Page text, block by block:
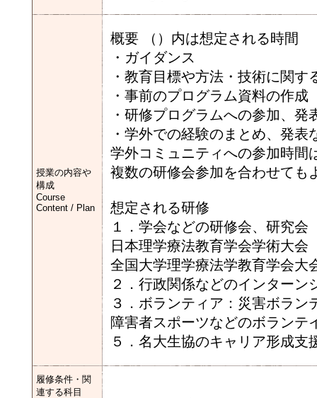
授業の内容や
構成
Course
Content / Plan
概要 （）内は想定される時間
・ガイダンス
・教育目標や方法・技術に関す
・事前のプログラム資料の作成
・研修プログラムへの参加、発
・学外での経験のまとめ、発表
学外コミュニティへの参加時間
複数の研修会参加を合わせても
想定される研修
１．学会などの研修会、研究会
日本理学療法教育学会学術大会
全国大学理学療法学教育学会大
２．行政関係などのインター
３．ボランティア：災害ボラ
障害者スポーツなどのボランテ
５．名大生協のキャリア形成支
履修条件・関
連する科目